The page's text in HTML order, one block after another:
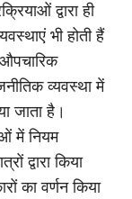
द्वारा ही
भी होती हैं
व्यवस्था में
जाता है।
में नियम
द्वारा किया
का वर्णन किया